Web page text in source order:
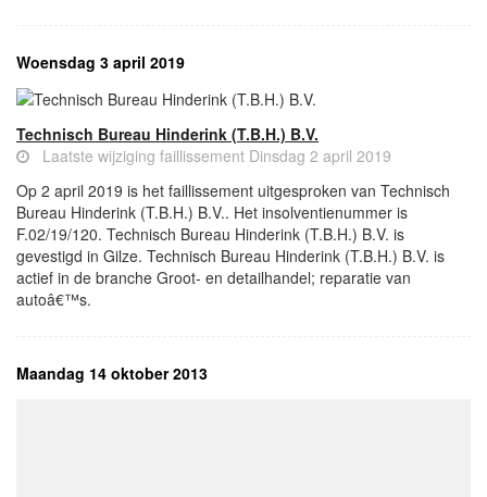
Woensdag 3 april 2019
Technisch Bureau Hinderink (T.B.H.) B.V.
Laatste wijziging faillissement Dinsdag 2 april 2019
Op 2 april 2019 is het faillissement uitgesproken van Technisch
Bureau Hinderink (T.B.H.) B.V.. Het insolventienummer is
F.02/19/120. Technisch Bureau Hinderink (T.B.H.) B.V. is
gevestigd in Gilze. Technisch Bureau Hinderink (T.B.H.) B.V. is
actief in de branche Groot- en detailhandel; reparatie van
autoâ€™s.
Maandag 14 oktober 2013